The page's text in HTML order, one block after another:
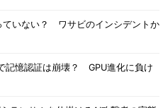
ていない？ ワサビのインシデントか
記憶認証は崩壊？ GPU進化に負け